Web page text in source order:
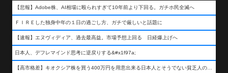
【悲報】Adobe株、AI相場に殴られすぎて10年前より下回る。ガチホ民全滅へ
ＦＩＲＥした独身中年の１日の過ごし方、ガチで厳しいと話題に
【速報】エヌヴィディア、過去最高益。市場予想上回る 日経爆上げへ
日本人、デフレマインド思考に逆戻りする&#x1f97a;
【高市格差】キオクシア株を買う400万円を用意出来る日本人とそうでない貧乏人の差が超広まるって事よ